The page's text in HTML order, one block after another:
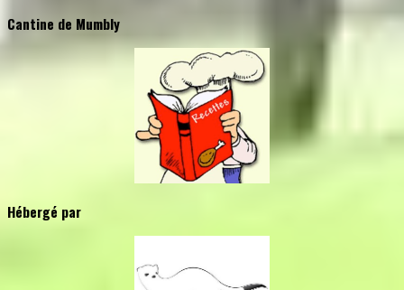
Cantine de Mumbly
Hébergé par